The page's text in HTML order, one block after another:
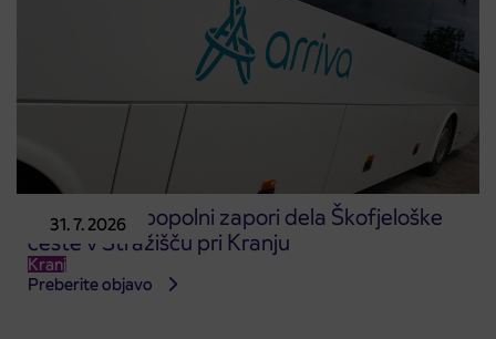
31. 7. 2026
Obvestilo o popolni zapori dela Škofjeloške
ceste v Stražišču pri Kranju
Kranj
Preberite objavo